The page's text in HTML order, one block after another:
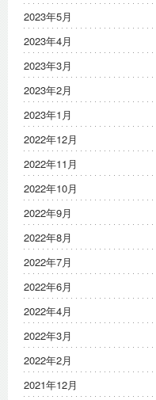
2023年5月
2023年4月
2023年3月
2023年2月
2023年1月
2022年12月
2022年11月
2022年10月
2022年9月
2022年8月
2022年7月
2022年6月
2022年4月
2022年3月
2022年2月
2021年12月